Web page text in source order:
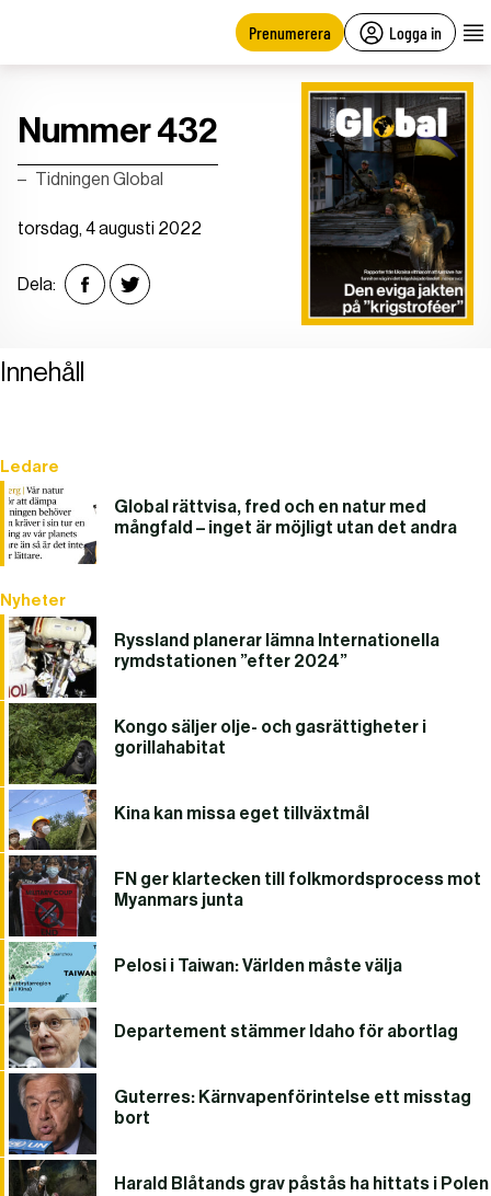
Prenumerera Logga in
Nummer 432
Tidningen Global
torsdag, 4 augusti 2022
Dela:
Innehåll
Ledare
Global rättvisa, fred och en natur med
mångfald – inget är möjligt utan det andra
Nyheter
Ryssland planerar lämna Internationella
rymdstationen ”efter 2024”
Kongo säljer olje- och gasrättigheter i
gorillahabitat
Kina kan missa eget tillväxtmål
FN ger klartecken till folkmordsprocess mot
Myanmars junta
Pelosi i Taiwan: Världen måste välja
Departement stämmer Idaho för abortlag
Guterres: Kärnvapenförintelse ett misstag
bort
Harald Blåtands grav påstås ha hittats i Polen